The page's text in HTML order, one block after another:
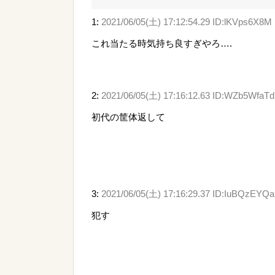
1: 2021/06/05(土) 17:12:54.29 ID:lKVps6X8M
これ当たる時気持ち良すぎやろ….
2: 2021/06/05(土) 17:16:12.63 ID:WZb5WfaTd
初代の筐体返して
3: 2021/06/05(土) 17:16:29.37 ID:IuBQzEYQa
犯す